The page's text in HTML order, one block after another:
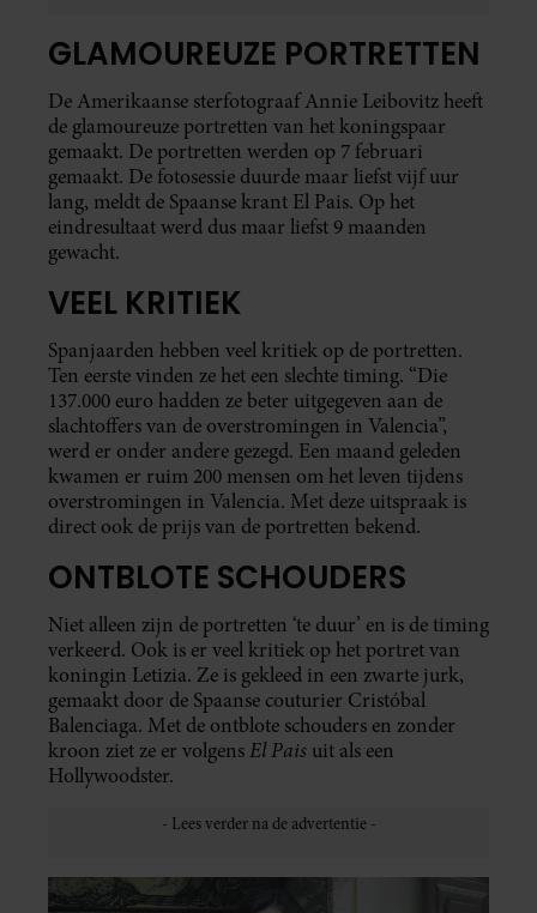
GLAMOUREUZE PORTRETTEN
De Amerikaanse sterfotograaf Annie Leibovitz heeft
de glamoureuze portretten van het koningspaar
gemaakt. De portretten werden op 7 februari
gemaakt. De fotosessie duurde maar liefst vijf uur
lang, meldt de Spaanse krant El Pais. Op het
eindresultaat werd dus maar liefst 9 maanden
gewacht.
VEEL KRITIEK
Spanjaarden hebben veel kritiek op de portretten.
Ten eerste vinden ze het een slechte timing. “Die
137.000 euro hadden ze beter uitgegeven aan de
slachtoffers van de overstromingen in Valencia”,
werd er onder andere gezegd. Een maand geleden
kwamen er ruim 200 mensen om het leven tijdens
overstromingen in Valencia. Met deze uitspraak is
direct ook de prijs van de portretten bekend.
ONTBLOTE SCHOUDERS
Niet alleen zijn de portretten ‘te duur’ en is de timing
verkeerd. Ook is er veel kritiek op het portret van
koningin Letizia. Ze is gekleed in een zwarte jurk,
gemaakt door de Spaanse couturier Cristóbal
Balenciaga. Met de ontblote schouders en zonder
kroon ziet ze er volgensEl Pais uit als een
Hollywoodster.